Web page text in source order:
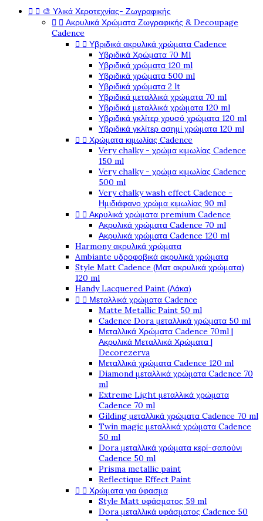
  🎨 Υλικά Χεροτεχνίας- Ζωγραφικής
  Ακρυλικά Χρώματα Ζωγραφικής & Decoupage
Cadence
  Υβριδικά ακρυλικά χρώματα Cadence
Υβριδικά Χρώματα 70 Ml
Υβριδικά χρώματα 120 ml
Υβριδικά χρώματα 500 ml
Υβριδικά χρώματα 2 lt
Υβριδικά μεταλλικά χρώματα 70 ml
Υβριδικά μεταλλικά χρώματα 120 ml
Υβριδικά γκλίτερ χρυσό χρώματα 120 ml
Υβριδικά γκλίτερ ασημί χρώματα 120 ml
  Χρώματα κιμωλίας Cadence
Very chalky - χρώμα κιμωλίας Cadence
150 ml
Very chalky - χρώμα κιμωλίας Cadence
500 ml
Very chalky wash effect Cadence -
Ημιδιάφανο χρώμα κιμωλίας 90 ml
  Ακρυλικά χρώματα premium Cadence
Ακρυλικά χρώματα Cadence 70 ml
Ακρυλικά χρώματα Cadence 120 ml
Harmony ακρυλικά χρώματα
Ambiante υδροφοβικά ακρυλικά χρώματα
Style Matt Cadence (Ματ ακρυλικά χρώματα)
120 ml
Handy Lacquered Paint (Λάκα)
  Μεταλλικά χρώματα Cadence
Matte Metallic Paint 50 ml
Cadence Dora μεταλλικά χρώματα 50 ml
Μεταλλικά Χρώματα Cadence 70ml |
Ακρυλικά Μεταλλικά Χρώματα |
Decorezerva
Μεταλλικά χρώματα Cadence 120 ml
Diamond μεταλλικά χρώματα Cadence 70
ml
Extreme Light μεταλλικά χρώματα
Cadence 70 ml
Gilding μεταλλικά χρώματα Cadence 70 ml
Twin magic μεταλλικά χρώματα Cadence
50 ml
Dora μεταλλικά χρώματα κερί-σαπούνι
Cadence 50 ml
Prisma metallic paint
Reflectique Effect Paint
  Χρώματα για ύφασμα
Style Matt υφάσματος 59 ml
Dora μεταλλικά υφάσματος Cadence 50